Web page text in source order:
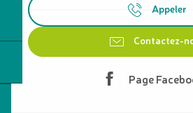
Appeler
Contactez-
Page